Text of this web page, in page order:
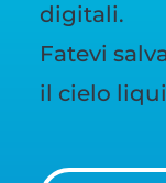
digitali.
Fatevi
il cielo